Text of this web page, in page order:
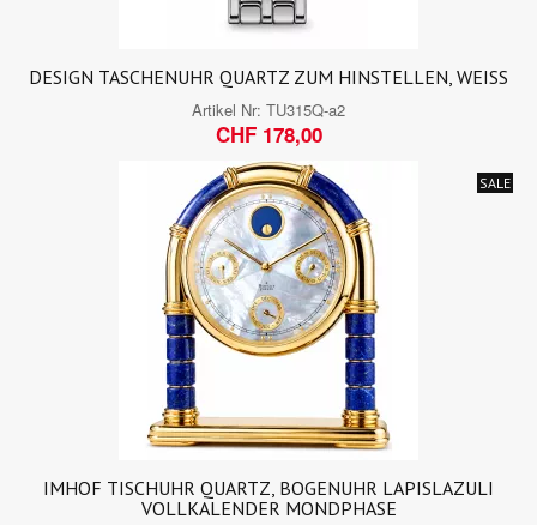
DESIGN TASCHENUHR QUARTZ ZUM HINSTELLEN, WEISS
Artikel Nr: TU315Q-a2
CHF 178,00
SALE
IMHOF TISCHUHR QUARTZ, BOGENUHR LAPISLAZULI
VOLLKALENDER MONDPHASE